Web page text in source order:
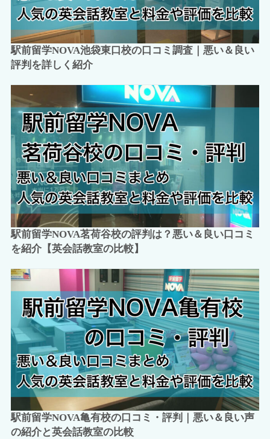
駅前留学NOVA池袋東口校の口コミ調査｜悪い＆良い
評判を詳しく紹介
駅前留学NOVA茗荷谷校の評判は？悪い＆良い口コミ
を紹介【英会話教室の比較】
駅前留学NOVA亀有校の口コミ・評判｜悪い＆良い声
の紹介と英会話教室の比較